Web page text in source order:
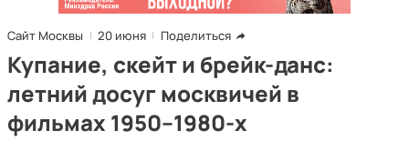
Сайт Москвы 20 июня Поделиться
Купание, скейт и брейк-данс:
летний досуг москвичей в
фильмах 1950–1980-х